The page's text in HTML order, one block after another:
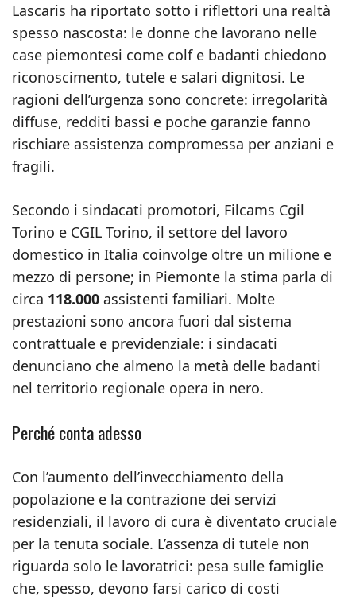
Lascaris ha riportato sotto i riflettori una realtà
spesso nascosta: le donne che lavorano nelle
case piemontesi come colf e badanti chiedono
riconoscimento, tutele e salari dignitosi. Le
ragioni dell’urgenza sono concrete: irregolarità
diffuse, redditi bassi e poche garanzie fanno
rischiare assistenza compromessa per anziani e
fragili.
Secondo i sindacati promotori, Filcams Cgil
Torino e CGIL Torino, il settore del lavoro
domestico in Italia coinvolge oltre un milione e
mezzo di persone; in Piemonte la stima parla di
circa 118.000 assistenti familiari. Molte
prestazioni sono ancora fuori dal sistema
contrattuale e previdenziale: i sindacati
denunciano che almeno la metà delle badanti
nel territorio regionale opera in nero.
Perché conta adesso
Con l’aumento dell’invecchiamento della
popolazione e la contrazione dei servizi
residenziali, il lavoro di cura è diventato cruciale
per la tenuta sociale. L’assenza di tutele non
riguarda solo le lavoratrici: pesa sulle famiglie
che, spesso, devono farsi carico di costi